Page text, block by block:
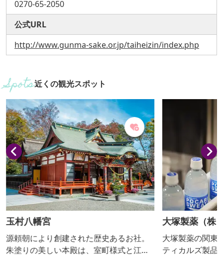
0270-65-2050
公式URL
http://www.gunma-sake.or.jp/taiheizin/index.php
近くの観光スポット
玉村八幡宮
源頼朝により創建された歴史あるお社。
朱塗りの美しい本殿は、室町様式と江戸
大塚製薬（株
大塚製薬の関東
ティカルズ製品